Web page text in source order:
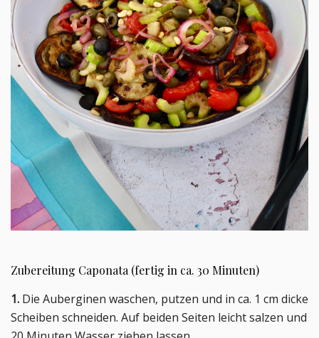
Zubereitung Caponata (fertig in ca. 30 Minuten)
1. Die Auberginen waschen, putzen und in ca. 1 cm dicke
Scheiben schneiden. Auf beiden Seiten leicht salzen und